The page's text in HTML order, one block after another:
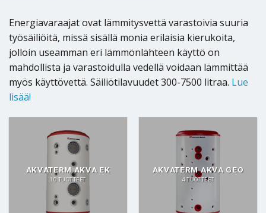
Energiavaraajat ovat lämmitysvettä varastoivia suuria
työsäiliöitä, missä sisällä monia erilaisia kierukoita,
jolloin useamman eri lämmönlähteen käyttö on
mahdollista ja varastoidulla vedellä voidaan lämmittää
myös käyttövettä. Säiliötilavuudet 300-7500 litraa. Lue
lisää!
AKVATERM AKVA EK
10 TUOTTEET
AKVATERM AKVA GEO
4 TUOTTEET